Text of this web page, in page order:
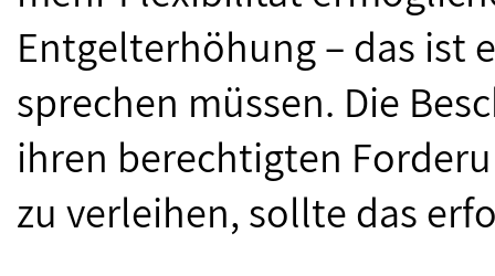
Entgelterhöhung – das ist
sprechen müssen. Die
ihren berechtigten
zu verleihen, sollte das